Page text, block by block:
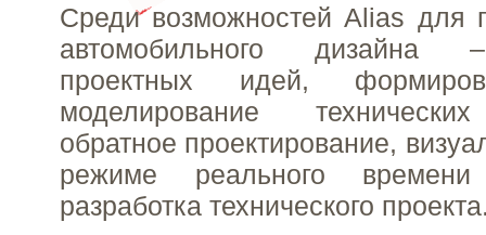
Среди возможностей Alias для
автомобильного дизайна
проектных идей,
моделирование
обратное проектирование,
режиме реального
разработка технического